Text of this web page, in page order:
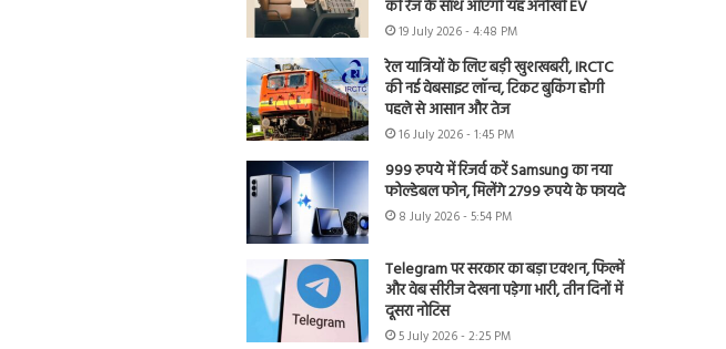
की रेंज के साथ आएगी यह अनोखी EV
19 July 2026 - 4:48 PM
रेल यात्रियों के लिए बड़ी खुशखबरी, IRCTC
की नई वेबसाइट लॉन्च, टिकट बुकिंग होगी
पहले से आसान और तेज
16 July 2026 - 1:45 PM
999 रुपये में रिजर्व करें Samsung का नया
फोल्डेबल फोन, मिलेंगे 2799 रुपये के फायदे
8 July 2026 - 5:54 PM
Telegram पर सरकार का बड़ा एक्शन, फिल्में
और वेब सीरीज देखना पड़ेगा भारी, तीन दिनों में
दूसरा नोटिस
5 July 2026 - 2:25 PM